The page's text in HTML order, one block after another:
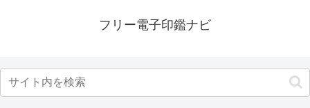
フリー電子印鑑ナビ